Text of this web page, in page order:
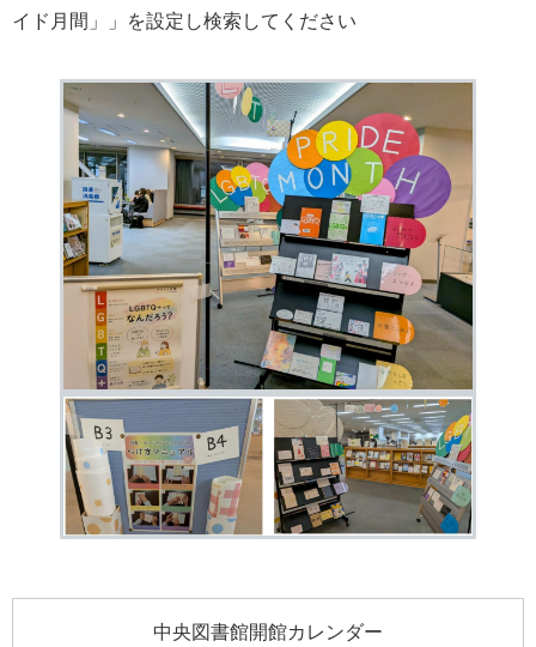
イド月間」」を設定し検索してください
中央図書館開館カレンダー